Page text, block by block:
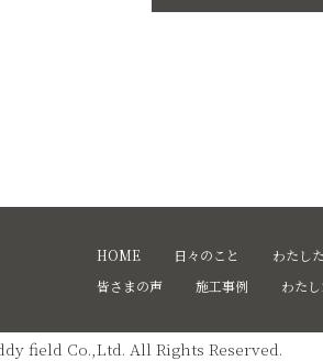
HOME 日々のこと わたし
皆さまの声
施工事例 わた
field Co.,Ltd. All Rights Reserved.